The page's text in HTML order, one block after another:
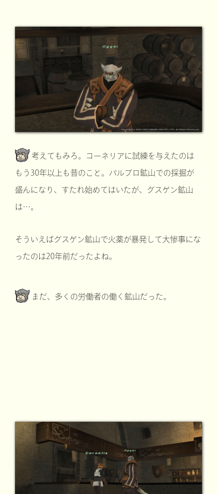
考えてもみろ。コーネリアに試練を与えたのは
もう30年以上も昔のこと。パルブロ鉱山での採掘が
盛んになり、すたれ始めてはいたが、グスゲン鉱山
は…。
そういえばグスゲン鉱山で火薬が暴発して大惨事にな
ったのは20年前だったよね。
まだ、多くの労働者の働く鉱山だった。